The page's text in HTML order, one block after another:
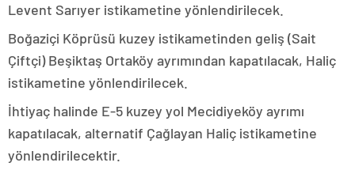
Levent Sarıyer istikametine yönlendirilecek.
Boğaziçi Köprüsü kuzey istikametinden geliş (Sait
Çiftçi) Beşiktaş Ortaköy ayrımından kapatılacak, Haliç
istikametine yönlendirilecek.
İhtiyaç halinde E-5 kuzey yol Mecidiyeköy ayrımı
kapatılacak, alternatif Çağlayan Haliç istikametine
yönlendirilecektir.